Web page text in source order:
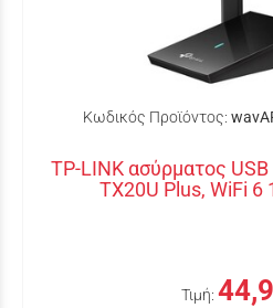
Κωδικός Προϊόντος:
TP-LINK ασύρματος
TX20U Plus, WiFi 6
Τιμή: